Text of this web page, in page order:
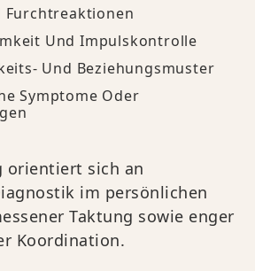
Furchtreaktionen
Und Impulskontrolle
Und Beziehungsmuster
Symptome Oder
orientiert sich an
im persönlichen
Taktung sowie enger
Koordination.